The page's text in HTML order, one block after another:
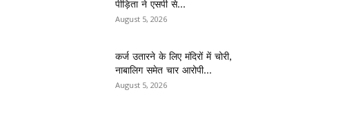
पीड़िता ने एसपी से...
August 5, 2026
कर्ज उतारने के लिए मंदिरों में चोरी,
नाबालिग समेत चार आरोपी...
August 5, 2026